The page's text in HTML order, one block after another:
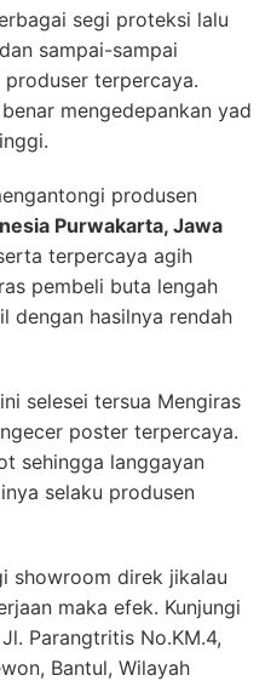
segi proteksi lalu
sampai-sampai
produser terpercaya.
mengedepankan yad
produsen
Purwakarta, Jawa
terpercaya agih
pembeli buta lengah
dengan hasilnya rendah
selesei tersua Mengiras
poster terpercaya.
sehingga langgayan
selaku produsen
showroom direk jikalau
maka efek. Kunjungi
Parangtritis No.KM.4,
Bantul, Wilayah